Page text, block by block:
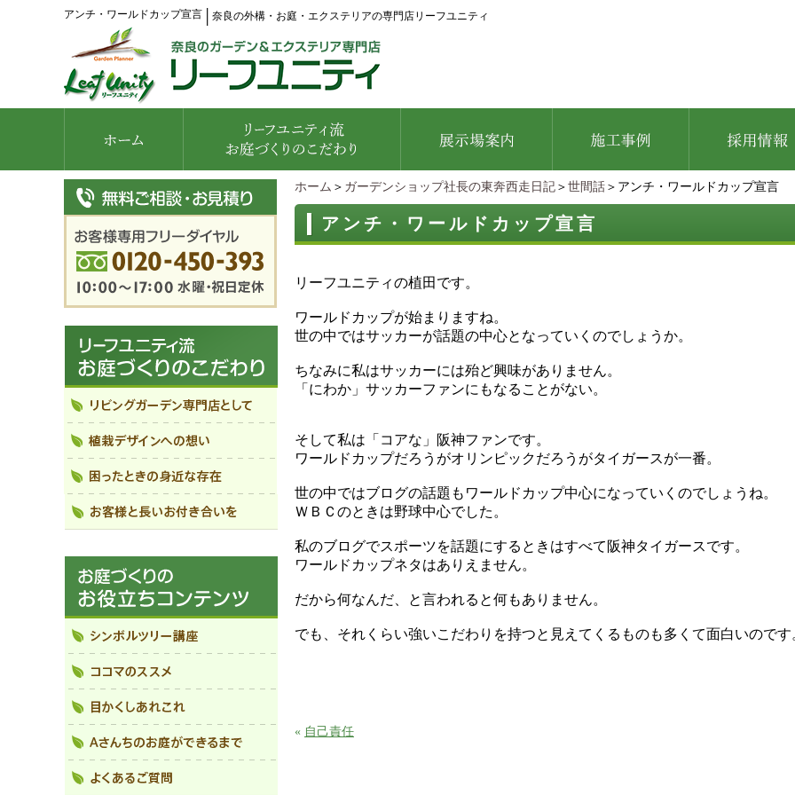
アンチ・ワールドカップ宣言 奈良の外構・お庭・エクステリアの専門店リーフユニティ
ホーム ＞ ガーデンショップ社長の東奔西走日記 ＞ 世間話 ＞アンチ・ワールドカップ宣言
アンチ・ワールドカップ宣言
リーフユニティの植田です。
ワールドカップが始まりますね。
世の中ではサッカーが話題の中心となっていくのでしょうか。
ちなみに私はサッカーには殆ど興味がありません。
「にわか」サッカーファンにもなることがない。
そして私は「コアな」阪神ファンです。
ワールドカップだろうがオリンピックだろうがタイガースが一番。
世の中ではブログの話題もワールドカップ中心になっていくのでしょうね。
ＷＢＣのときは野球中心でした。
私のブログでスポーツを話題にするときはすべて阪神タイガースです。
ワールドカップネタはありえません。
だから何なんだ、と言われると何もありません。
でも、それくらい強いこだわりを持つと見えてくるものも多くて面白いのです
« 自己責任